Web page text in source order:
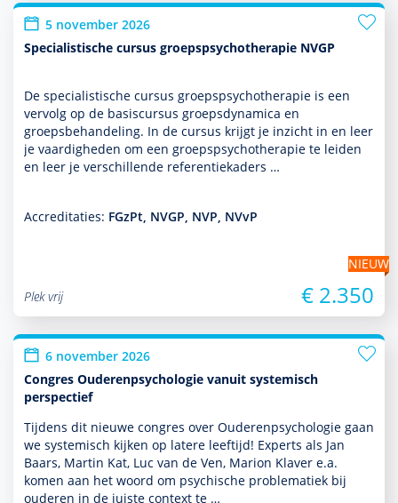
5 november 2026
Specialistische cursus groepspsychotherapie NVGP
De specialis­tische cursus groepspsycho­thera­pie is een
vervolg op de basis­cursus groeps­dynamica en
groepsbehan­del­ing. In de cursus krijgt je inzicht in en leer
je vaar­dig­heden om een groepspsycho­thera­pie te leiden
en leer je ver­schil­lende referen­tie­kaders …
Accreditaties: FGzPt, NVGP, NVP, NVvP
NIEUW
Plek vrij
€ 2.350
6 november 2026
Congres Ouderenpsychologie vanuit systemisch
perspectief
Tijdens dit nieuwe congres over Ouderenpsycho­logie gaan
we systemisch kijken op latere leeftijd! Experts als Jan
Baars, Martin Kat, Luc van de Ven, Marion Klaver e.a.
komen aan het woord om psychische proble­ma­tiek bij
ouderen in de juiste context te …